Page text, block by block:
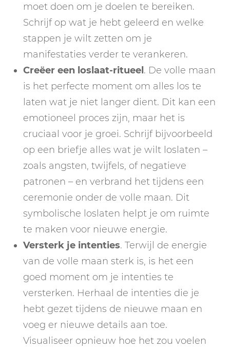
moet doen om je doelen te bereiken.
Schrijf op wat je hebt geleerd en welke
stappen je wilt zetten om je
manifestaties verder te verankeren.
Creëer een loslaat-ritueel . De volle maan
is het perfecte moment om alles los te
laten wat je niet langer dient. Dit kan een
emotioneel proces zijn, maar het is
cruciaal voor je groei. Schrijf bijvoorbeeld
op een briefje alles wat je wilt loslaten –
zoals angsten, twijfels, of negatieve
patronen – en verbrand het tijdens een
ceremonie onder de volle maan. Dit
symbolische loslaten helpt je om ruimte
te maken voor nieuwe energie.
Versterk je intenties. Terwijl de energie
van de volle maan sterk is, is het een
goed moment om je intenties te
versterken. Herhaal de intenties die je
hebt gezet tijdens de nieuwe maan en
voeg er nieuwe details aan toe.
Visualiseer opnieuw hoe het zou voelen